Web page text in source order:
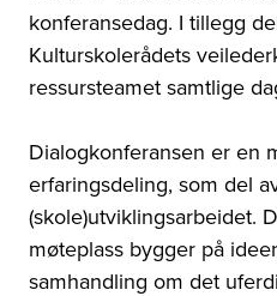
konferansedag. I tillegg
Kulturskolerådets
ressursteamet samtlige
Dialogkonferansen er en
erfaringsdeling, som del
(skole)utviklingsarbeidet.
møteplass bygger på
samhandling om det